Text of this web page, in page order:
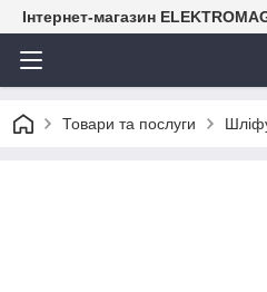
Інтернет-магазин
Товари та послуги